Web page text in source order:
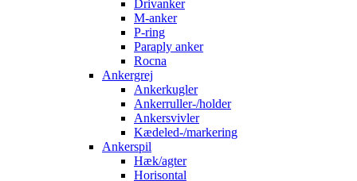
Drivanker
M-anker
P-ring
Paraply anker
Rocna
Ankergrej
Ankerkugler
Ankerruller-/holder
Ankersvivler
Kædeled-/markering
Ankerspil
Hæk/agter
Horisontal